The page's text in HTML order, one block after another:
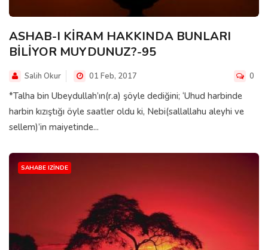
ASHAB-I KİRAM HAKKINDA BUNLARI
BİLİYOR MUYDUNUZ?-95
Salih Okur 01 Feb, 2017 0
*Talha bin Ubeydullah’ın(r.a) şöyle dediğini; ‘Uhud harbinde
harbin kızıştığı öyle saatler oldu ki, Nebi(sallallahu aleyhi ve
sellem)’in maiyetinde...
SAHABE IZINDE